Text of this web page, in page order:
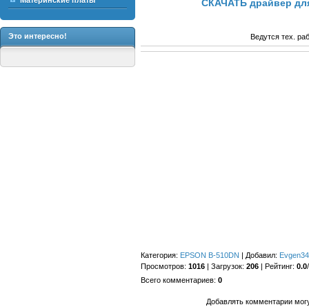
Это интересно!
СКАЧАТЬ драйвер
Ведутся тех.
Категория: EPSON B-510DN Добавил:
Просмотров: 1016 Загрузок: 206 Рейтинг: 0.0/
Всего комментариев: 0
Добавлять комментарии